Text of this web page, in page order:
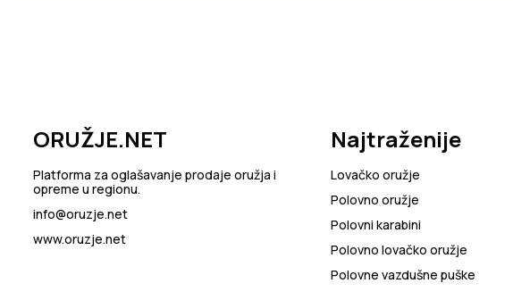
ORUŽJE.NET
Platforma za oglašavanje prodaje oružja i
opreme u regionu.
info@oruzje.net
www.oruzje.net
Najtraženije
Lovačko oružje
Polovno oružje
Polovni karabini
Polovno lovačko oružje
Polovne vazdušne puške